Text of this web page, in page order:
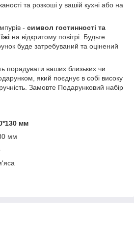
та розкоші у вашій кухні або на
- символ гостинності та
на відкритому повітрі. Будьте
буде затребуваний та оцінений
порадувати ваших близьких чи
який поєднує в собі високу
Замовте Подарунковий набір
мм
мм